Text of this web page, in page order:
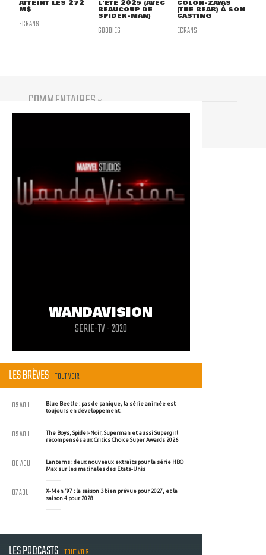
ATTEINT LES 272
M$
ECRANS
L'ÉTÉ 2025 (AVEC
BEAUCOUP DE
SPIDER-MAN)
GOODIES
COLÓN-ZAYAS
(THE BEAR) À SON
CASTING
ECRANS
COMMENTAIRES (0)
WANDAVISION
SERIE-TV - 2020
LES BRÈVES TOUT VOIR
Blue Beetle : pas de panique, la série animée est
toujours en développement.
09 AOU
The Boys, Spider-Noir, Superman et aussi Supergirl
récompensés aux Critics Choice Super Awards 2026
09 AOU
Lanterns : deux nouveaux extraits pour la série HBO
Max sur les matinales des Etats-Unis
08 AOU
X-Men '97 : la saison 3 bien prévue pour 2027, et la
saison 4 pour 2028
07 AOU
LES PODCASTS TOUT VOIR